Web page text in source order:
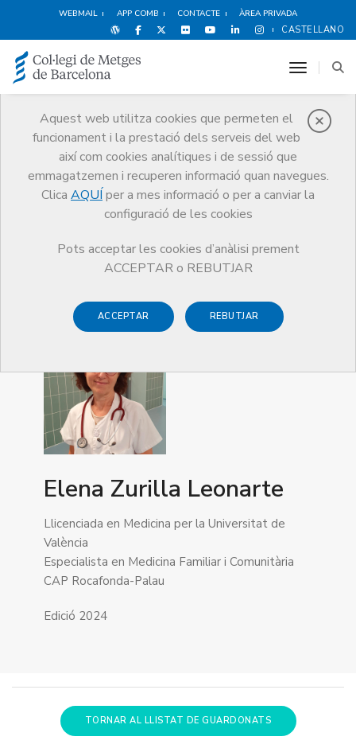
WEBMAIL APP COMB CONTACTE ÀREA PRIVADA
CASTELLANO
Aquest web utilitza cookies que permeten el
funcionament i la prestació dels serveis del web
així com cookies analítiques i de sessió que
emmagatzemen i recuperen informació quan navegues.
Clica AQUÍ per a mes informació o per a canviar la
configuració de les cookies
Pots acceptar les cookies d’anàlisi prement
ACCEPTAR o REBUTJAR
ACCEPTAR REBUTJAR
toggle
Premis
Premis Guardonat Edició 2024
Guardonat Edició 2024
Elena Zurilla Leonarte
Llicenciada en Medicina per la Universitat de
València
Especialista en Medicina Familiar i Comunitària
CAP Rocafonda-Palau
Edició 2024
TORNAR AL LLISTAT DE GUARDONATS